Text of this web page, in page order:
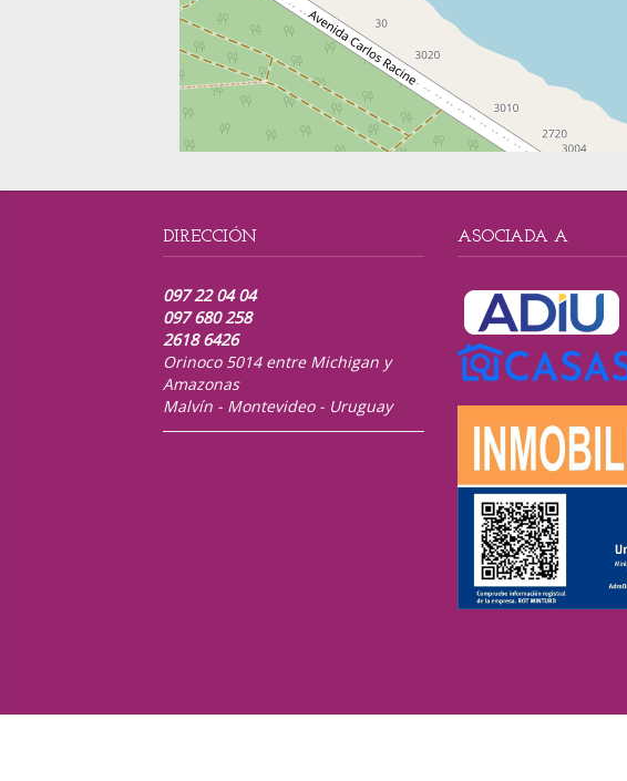
DIRECCIÓN
097 22 04 04
097 680 258
2618 6426
Orinoco 5014 entre Michigan y
Amazonas
Malvín - Montevideo - Uruguay
ASOCIADA A